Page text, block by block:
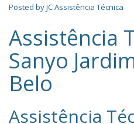
Posted byJC Assistência Técnica
Assistência
Sanyo
Belo
Assistência